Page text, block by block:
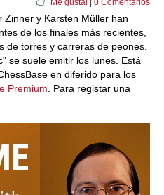
Me gusta! 0 Comentarios
Zinner y Karsten Müller han
de los finales más recientes,
de torres y carreras de peones.
se suele emitir los lunes. Está
en diferido para los
Premium . Para registar una